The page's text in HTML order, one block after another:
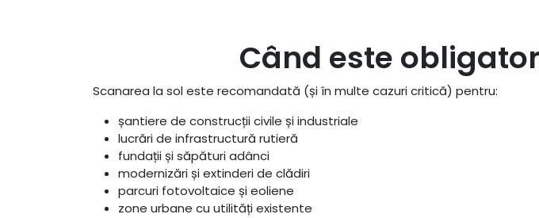
Când este
Scanarea la sol este recomandată (și în multe cazuri critică) pentru:
șantiere de construcții civile și industriale
lucrări de infrastructură rutieră
fundații și săpături adânci
modernizări și extinderi de clădiri
parcuri fotovoltaice și eoliene
zone urbane cu utilități existente